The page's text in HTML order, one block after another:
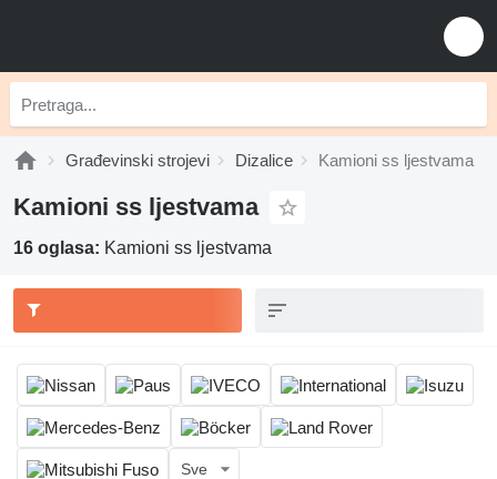
Građevinski strojevi Dizalice Kamioni ss ljestvama
Kamioni ss ljestvama
16 oglasa: Kamioni ss ljestvama
Sve